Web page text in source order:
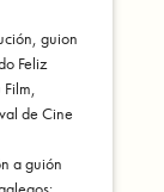
guion
Feliz
de Cine
a guión